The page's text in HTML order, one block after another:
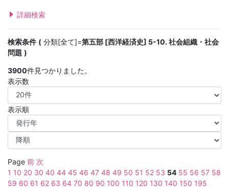
詳細検索
検索条件 分類[全て]=第五部 [西洋経済史] 5-10. 社会組織・社会
問題
3900件見つかりました。
表示数
表示順
Page 前 次
1 10 20 30 40 44 45 46 47 48 49 50 51 52 53 54 55 56 57 58
59 60 61 62 63 64 70 80 90 100 110 120 130 140 150 195